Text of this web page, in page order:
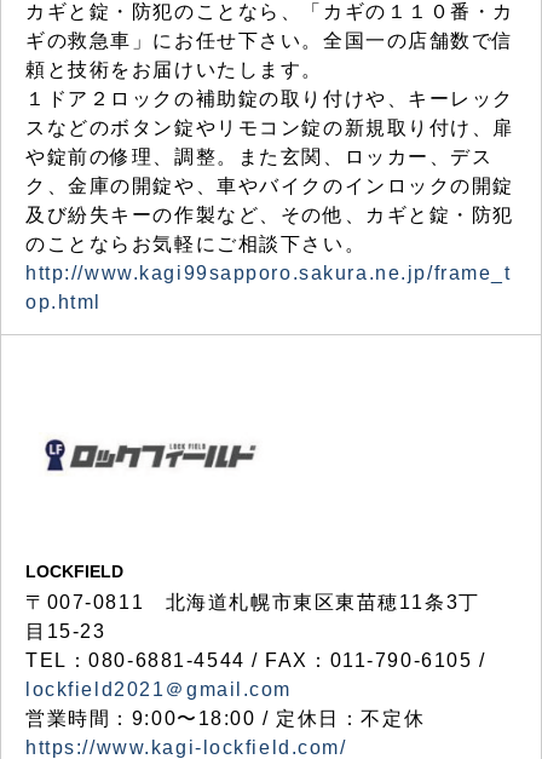
カギと錠・防犯のことなら、「カギの１１０番・カ
ギの救急車」にお任せ下さい。全国一の店舗数で信
頼と技術をお届けいたします。
１ドア２ロックの補助錠の取り付けや、キーレック
スなどのボタン錠やリモコン錠の新規取り付け、扉
や錠前の修理、調整。また玄関、ロッカー、デス
ク、金庫の開錠や、車やバイクのインロックの開錠
及び紛失キーの作製など、その他、カギと錠・防犯
のことならお気軽にご相談下さい。
http://www.kagi99sapporo.sakura.ne.jp/frame_t
op.html
LOCKFIELD
〒007-0811 北海道札幌市東区東苗穂11条3丁
目15-23
TEL：080-6881-4544 / FAX：011-790-6105 /
lockfield2021＠gmail.com
営業時間：9:00〜18:00 / 定休日：不定休
https://www.kagi-lockfield.com/